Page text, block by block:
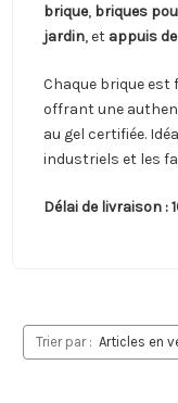
brique, briques
jardin, et appuis
Chaque brique est
offrant une
au gel certifiée.
industriels et les
Délai de livraison :
Trier par :